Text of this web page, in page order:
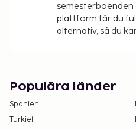
semesterboenden
plattform får du
alternativ, så du
Populära länder
Spanien
Turkiet